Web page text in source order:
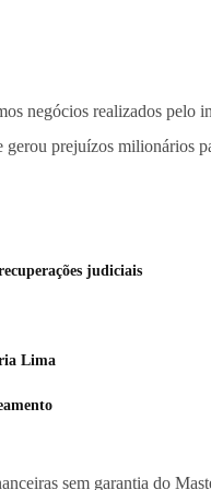
negócios realizados pelo
gerou prejuízos milionários
judiciais
Lima
sem garantia do